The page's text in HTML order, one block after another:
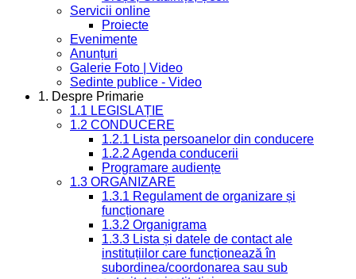
Servicii online
Proiecte
Evenimente
Anunțuri
Galerie Foto | Video
Sedinte publice - Video
1. Despre Primarie
1.1 LEGISLAȚIE
1.2 CONDUCERE
1.2.1 Lista persoanelor din conducere
1.2.2 Agenda conducerii
Programare audiențe
1.3 ORGANIZARE
1.3.1 Regulament de organizare și
funcționare
1.3.2 Organigrama
1.3.3 Lista și datele de contact ale
instituțiilor care funcționează în
subordinea/coordonarea sau sub